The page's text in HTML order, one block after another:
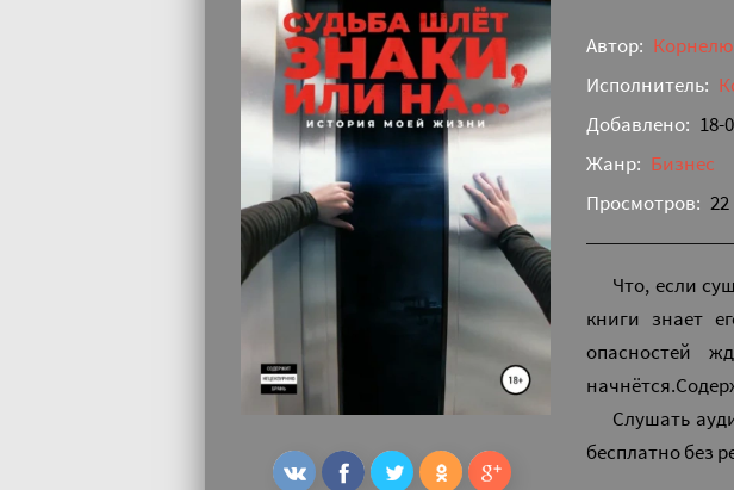
Автор:
Исполнитель:
Добавлено: 18-
Жанр: Бизнес
Просмотров: 22
Что, если
книги знает
опасностей
Слушать
бесплатно без